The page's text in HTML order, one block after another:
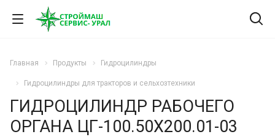
Главная Продукты Гидроцилиндры
Гидроцилиндры для тракторов и сельхозтехники
ГИДРОЦИЛИНДР РАБОЧЕГО
ОРГАНА ЦГ-100.50Х200.01-03